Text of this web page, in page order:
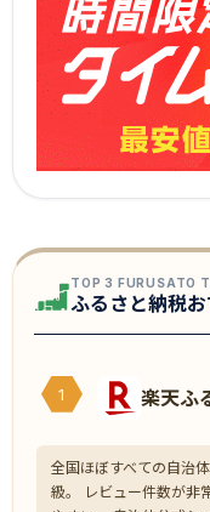
TOP 3 FURUSATO
ふるさと納税
1 楽天ふ
全国ほぼすべての自治
級。 レビュー件数が非